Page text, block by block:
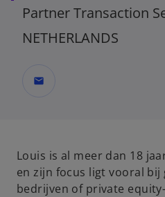
Partner Transaction
NETHERLANDS
mail
Louis is al meer dan 18
en zijn focus ligt vooral
bedrijven of private